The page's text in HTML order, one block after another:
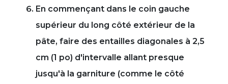
En commençant dans le coin gauche
supérieur du long côté extérieur de la
pâte, faire des entailles diagonales à 2,5
cm (1 po) d'intervalle allant presque
jusqu'à la garniture (comme le côté